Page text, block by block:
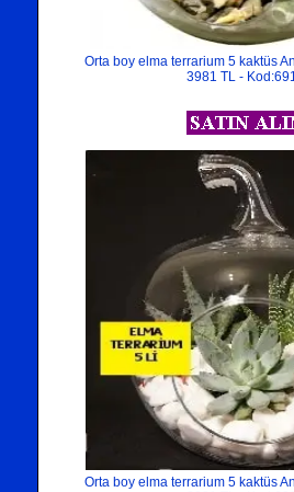
Orta boy elma terrarium 5 kaktüs
3981 TL -
Orta boy elma terrarium 5 kaktüs